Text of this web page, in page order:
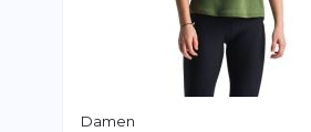
Damen